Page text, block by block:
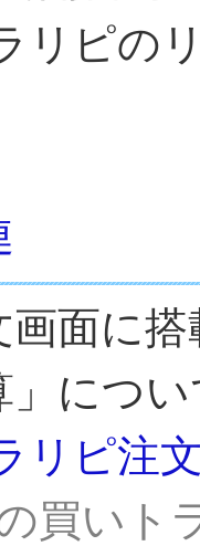
リピの
画面に
」につ
リピ注
買いト